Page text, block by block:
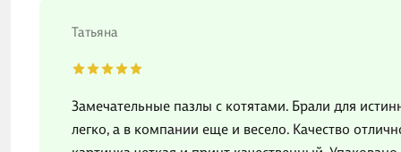
Татьяна
Замечательные пазлы с котятами. Брали для
легко, а в компании еще и весело. Качество